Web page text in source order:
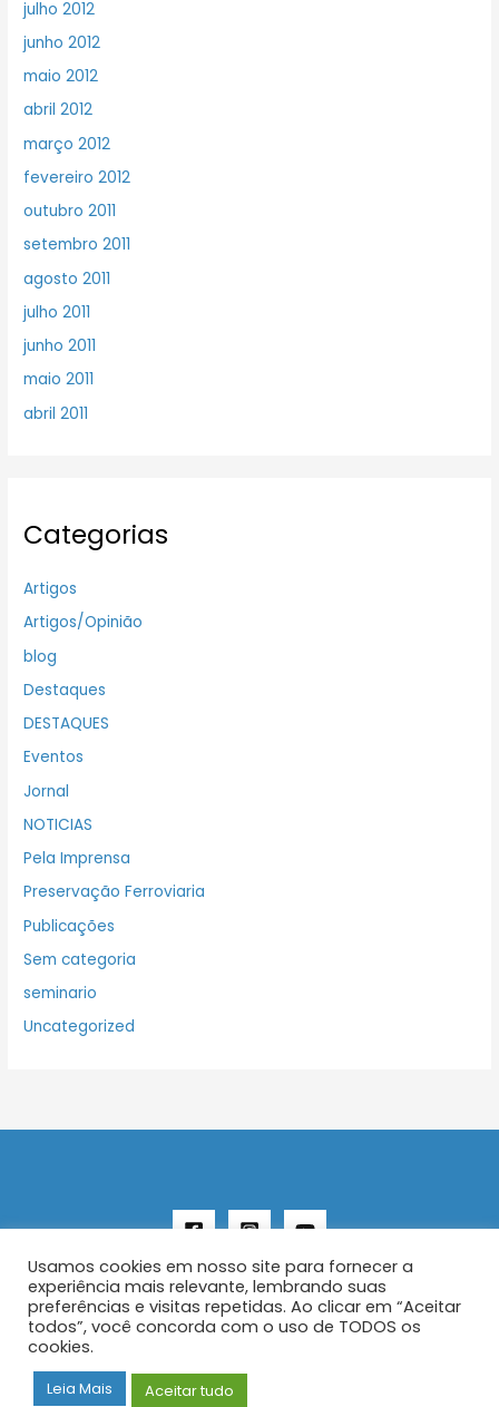
julho 2012
junho 2012
maio 2012
abril 2012
março 2012
fevereiro 2012
outubro 2011
setembro 2011
agosto 2011
julho 2011
junho 2011
maio 2011
abril 2011
Categorias
Artigos
Artigos/Opinião
blog
Destaques
DESTAQUES
Eventos
Jornal
NOTICIAS
Pela Imprensa
Preservação Ferroviaria
Publicações
Sem categoria
seminario
Uncategorized
Copyright © 2026 AENFER
Construído por IurySan
Usamos cookies em nosso site para fornecer a
experiência mais relevante, lembrando suas
preferências e visitas repetidas. Ao clicar em “Aceitar
todos”, você concorda com o uso de TODOS os
cookies.
Leia Mais Aceitar tudo